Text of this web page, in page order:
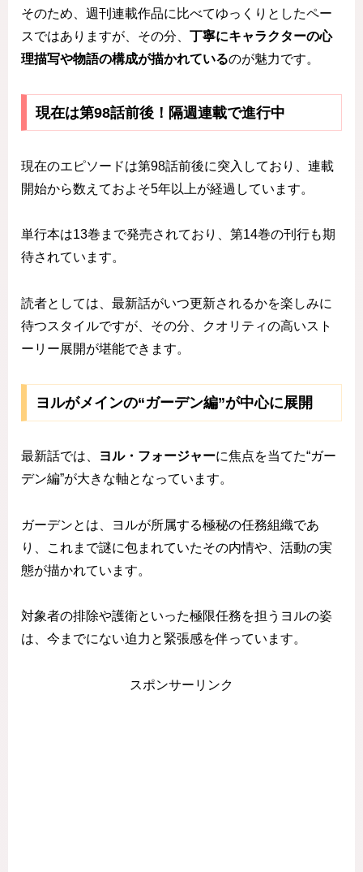
そのため、週刊連載作品に比べてゆっくりとしたペー
スではありますが、その分、 丁寧にキャラクターの心
理描写や物語の構成が描かれているのが魅力です。
現在は第98話前後！隔週連載で進行中
現在のエピソードは第98話前後に突入しており、連載
開始から数えておよそ5年以上が経過しています。
単行本は13巻まで発売されており、第14巻の刊行も期
待されています。
読者としては、最新話がいつ更新されるかを楽しみに
待つスタイルですが、その分、クオリティの高いスト
ーリー展開が堪能できます。
ヨルがメインの“ガーデン編”が中心に展開
最新話では、 ヨル・フォージャーに焦点を当てた“ガー
デン編”が大きな軸となっています。
ガーデンとは、ヨルが所属する極秘の任務組織であ
り、これまで謎に包まれていたその内情や、活動の実
態が描かれています。
対象者の排除や護衛といった極限任務を担うヨルの姿
は、今までにない迫力と緊張感を伴っています。
スポンサーリンク